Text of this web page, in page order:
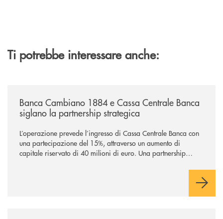
Ti potrebbe interessare anche:
Banca Cambiano 1884 e Cassa Centrale Banca
siglano la partnership strategica
L’operazione prevede l’ingresso di Cassa Centrale Banca con
una partecipazione del 15%, attraverso un aumento di
capitale riservato di 40 milioni di euro. Una partnership
comuni e sulla prossimità ai territori, per ampliare l’offerta e